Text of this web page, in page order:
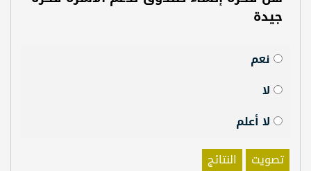
جيدة
نعم
لا
لا أعلم
تصويت
النتائج